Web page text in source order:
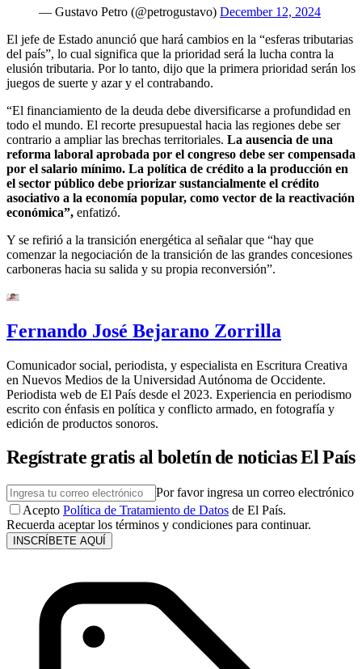
— Gustavo Petro (@petrogustavo) December 12, 2024
El jefe de Estado anunció que hará cambios en la “esferas tributarias
del país”, lo cual significa que la prioridad será la lucha contra la
elusión tributaria. Por lo tanto, dijo que la primera prioridad serán los
juegos de suerte y azar y el contrabando.
“El financiamiento de la deuda debe diversificarse a profundidad en
todo el mundo. El recorte presupuestal hacia las regiones debe ser
contrario a ampliar las brechas territoriales. La ausencia de una
reforma laboral aprobada por el congreso debe ser compensada
por el salario mínimo. La política de crédito a la producción en
el sector público debe priorizar sustancialmente el crédito
asociativo a la economía popular, como vector de la reactivación
económica”, enfatizó.
Y se refirió a la transición energética al señalar que “hay que
comenzar la negociación de la transición de las grandes concesiones
carboneras hacia su salida y su propia reconversión”.
Fernando José Bejarano Zorrilla
Comunicador social, periodista, y especialista en Escritura Creativa
en Nuevos Medios de la Universidad Autónoma de Occidente.
Periodista web de El País desde el 2023. Experiencia en periodismo
escrito con énfasis en política y conflicto armado, en fotografía y
edición de productos sonoros.
Regístrate gratis al boletín de noticias El País
Por favor ingresa un correo electrónico
Acepto Política de Tratamiento de Datos de El País.
Recuerda aceptar los términos y condiciones para continuar.
INSCRÍBETE AQUÍ